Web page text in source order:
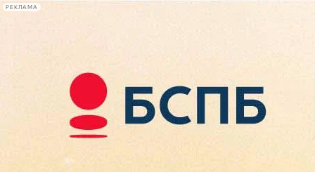
РЕКЛАМА
Сегодня:
2026.08.07
21:19
Афиша Plus